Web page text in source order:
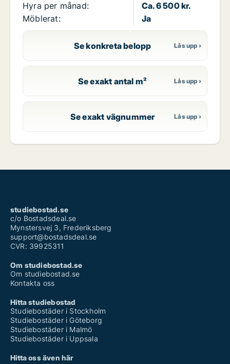
Hyra per månad:
Ca. 6 500 kr.
Möblerat:
Ja
Se konkreta belopp
Se exakt antal m²
Se exakt vägnummer
studiebostad.se
c/o Bostadsdeal.se
Mynstersvej 3, Frederiksberg
support@bostadsdeal.se
CVR: 39925311
Om studiebostad.se
Om studiebostad.se
Kontakta oss
Hitta studiebostad
Studiebostäder i Stockholm
Studiebostäder i Göteborg
Studiebostäder i Malmö
Studiebostäder i Uppsala
Hitta oss även här